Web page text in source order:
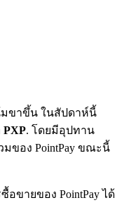
ขาขึ้น ในสัปดาห์นี้
PXP. โดยมีอุปทาน
มของ PointPay ขณะนี้
ขายของ PointPay ได้